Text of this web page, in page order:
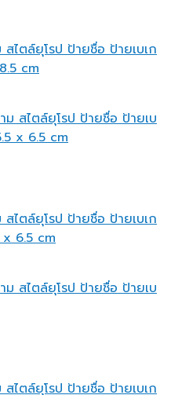
ไตล์ยุโรป ป้ายชื่อ ป้ายเบเก
cm
ไตล์ยุโรป ป้ายชื่อ ป้ายเบเก
6.5 cm
ไตล์ยุโรป ป้ายชื่อ ป้ายเบเก